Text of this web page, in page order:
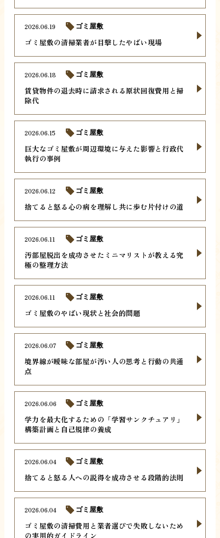
ゴミ屋敷の清掃業者が目撃したやばい現場
2026.06.19 ゴミ屋敷
賃貸物件の退去時に請求される原状回復費用と掃
除代
2026.06.18 ゴミ屋敷
巨大なゴミ屋敷が周辺環境に与えた影響と行政代
執行の事例
2026.06.15 ゴミ屋敷
捨てると怒る心の病を理解し共に歩む片付けの道
2026.06.12 ゴミ屋敷
汚部屋脱出を成功させたミニマリストが教える究
極の整理方法
2026.06.11 ゴミ屋敷
ゴミ屋敷のやばい現状と社会的問題
2026.06.11 ゴミ屋敷
境界線が曖昧な部屋が汚い人の思考と行動の共通
点
2026.06.07 ゴミ屋敷
学力を最大化するための「学習サンクチュアリ」
構築計画と自己規律の養成
2026.06.06 ゴミ屋敷
捨てると怒る人への説得を成功させる段階的法則
2026.06.04 ゴミ屋敷
ゴミ屋敷の清掃費用と業者選びで失敗しないため
の実用的ガイドライン
2026.06.04 ゴミ屋敷